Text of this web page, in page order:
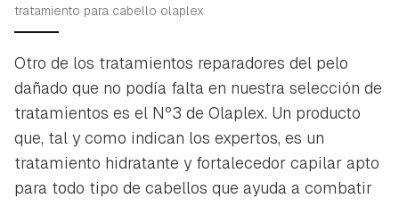
tratamiento para cabello olaplex
Otro de los tratamientos reparadores del pelo
dañado que no podía falta en nuestra selección de
tratamientos es el Nº3 de Olaplex. Un producto
que, tal y como indican los expertos, es un
tratamiento hidratante y fortalecedor capilar apto
para todo tipo de cabellos que ayuda a combatir